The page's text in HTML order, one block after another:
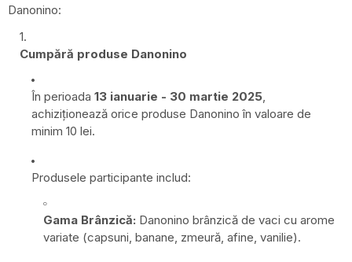
Danonino:
Cumpără produse Danonino
În perioada 13 ianuarie - 30 martie 2025,
achiziționează orice produse Danonino în valoare de
minim 10 lei.
Produsele participante includ:
Gama Brânzică: Danonino brânzică de vaci cu arome
variate (capsuni, banane, zmeură, afine, vanilie).